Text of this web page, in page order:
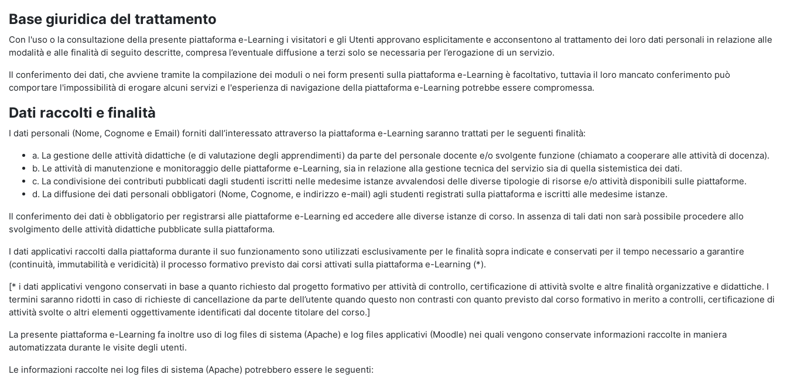
Base giuridica del trattamento
Con l'uso o la consultazione della presente piattaforma e-Learning i visitatori e gli Utenti approvano esplicitamente e acconsentono al trattamento dei loro dati personali in relazione alle
modalità e alle finalità di seguito descritte, compresa l’eventuale diffusione a terzi solo se necessaria per l’erogazione di un servizio.
Il conferimento dei dati, che avviene tramite la compilazione dei moduli o nei form presenti sulla piattaforma e-Learning è facoltativo, tuttavia il loro mancato conferimento può
comportare l'impossibilità di erogare alcuni servizi e l'esperienza di navigazione della piattaforma e-Learning potrebbe essere compromessa.
Dati raccolti e finalità
I dati personali (Nome, Cognome e Email) forniti dall’interessato attraverso la piattaforma e-Learning saranno trattati per le seguenti finalità:
a. La gestione delle attività didattiche (e di valutazione degli apprendimenti) da parte del personale docente e/o svolgente funzione (chiamato a cooperare alle attività di docenza).
b. Le attività di manutenzione e monitoraggio delle piattaforme e-Learning, sia in relazione alla gestione tecnica del servizio sia di quella sistemistica dei dati.
c. La condivisione dei contributi pubblicati dagli studenti iscritti nelle medesime istanze avvalendosi delle diverse tipologie di risorse e/o attività disponibili sulle piattaforme.
d. La diffusione dei dati personali obbligatori (Nome, Cognome, e indirizzo e-mail) agli studenti registrati sulla piattaforma e iscritti alle medesime istanze.
Il conferimento dei dati è obbligatorio per registrarsi alle piattaforme e-Learning ed accedere alle diverse istanze di corso. In assenza di tali dati non sarà possibile procedere allo
svolgimento delle attività didattiche pubblicate sulla piattaforma.
I dati applicativi raccolti dalla piattaforma durante il suo funzionamento sono utilizzati esclusivamente per le finalità sopra indicate e conservati per il tempo necessario a garantire
(continuità, immutabilità e veridicità) il processo formativo previsto dai corsi attivati sulla piattaforma e-Learning (*).
[* i dati applicativi vengono conservati in base a quanto richiesto dal progetto formativo per attività di controllo, certificazione di attività svolte e altre finalità organizzative e didattiche. I
termini saranno ridotti in caso di richieste di cancellazione da parte dell’utente quando questo non contrasti con quanto previsto dal corso formativo in merito a controlli, certificazione di
attività svolte o altri elementi oggettivamente identificati dal docente titolare del corso.]
La presente piattaforma e-Learning fa inoltre uso di log files di sistema (Apache) e log files applicativi (Moodle) nei quali vengono conservate informazioni raccolte in maniera
automatizzata durante le visite degli utenti.
Le informazioni raccolte nei log files di sistema (Apache) potrebbero essere le seguenti: